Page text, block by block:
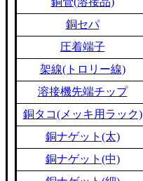
銅セパ
圧着端子
架線(トロリー線)
溶接機先端チップ
銅タコ(メッキ用ラック)
銅ナゲット(太)
銅ナゲット(中)